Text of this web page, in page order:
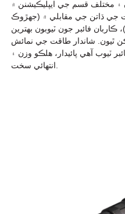
۽ مختلف قسم جي ايپليڪيشنن ۾
جي ڌاتن جي مقابلي ۾ (جهڙوڪ
ڪاربان فائبر جون ٽيوبون بهترين
ٿيون. شاندار طاقت جي نمائش
ٽيوب آهي پائيدار، هلڪو وزن ۽
انتهائي سخت.